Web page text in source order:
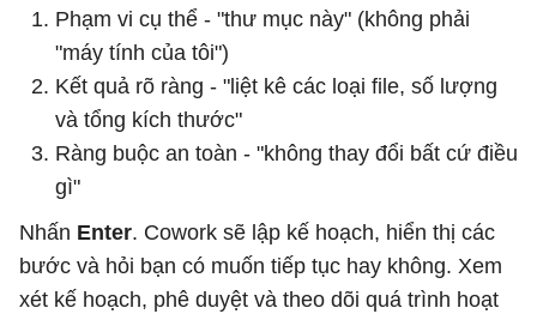
Phạm vi cụ thể - "thư mục này" (không phải
"máy tính của tôi")
Kết quả rõ ràng - "liệt kê các loại file, số lượng
và tổng kích thước"
Ràng buộc an toàn - "không thay đổi bất cứ điều
gì"
Nhấn Enter. Cowork sẽ lập kế hoạch, hiển thị các
bước và hỏi bạn có muốn tiếp tục hay không. Xem
xét kế hoạch, phê duyệt và theo dõi quá trình hoạt